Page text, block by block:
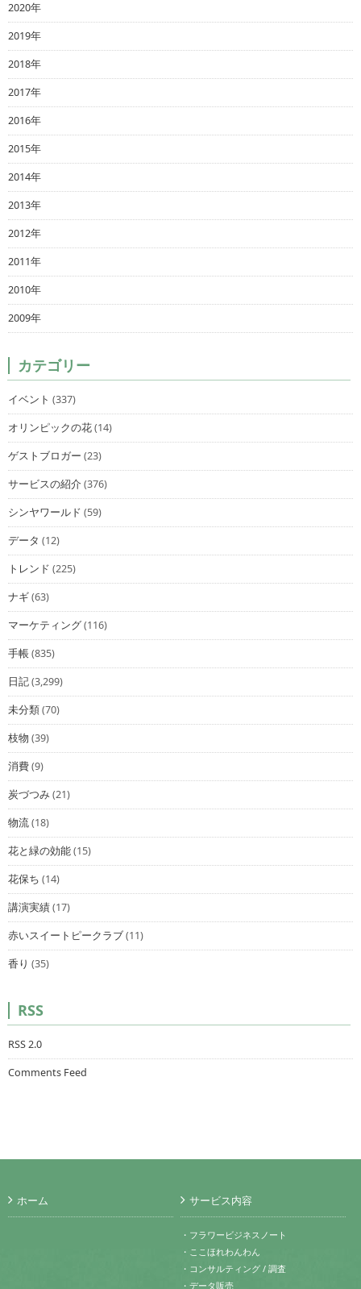
2020年
2019年
2018年
2017年
2016年
2015年
2014年
2013年
2012年
2011年
2010年
2009年
カテゴリー
イベント (337)
オリンピックの花(14)
ゲストブロガー (23)
サービスの紹介(376)
シンヤワールド (59)
データ (12)
トレンド (225)
ナギ(63)
マーケティング(116)
手帳(835)
日記(3,299)
未分類(70)
枝物 (39)
消費(9)
炭づつみ(21)
物流(18)
花と緑の効能(15)
花保ち (14)
講演実績(17)
赤いスイートピークラブ(11)
香り (35)
RSS
RSS 2.0
Comments Feed
ホーム サービス内容
・フラワービジネスノート
・ここほれわんわん
・コンサルティング / 調査
・データ販売